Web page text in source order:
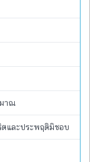
าณ
ตและประพฤติมิชอบ